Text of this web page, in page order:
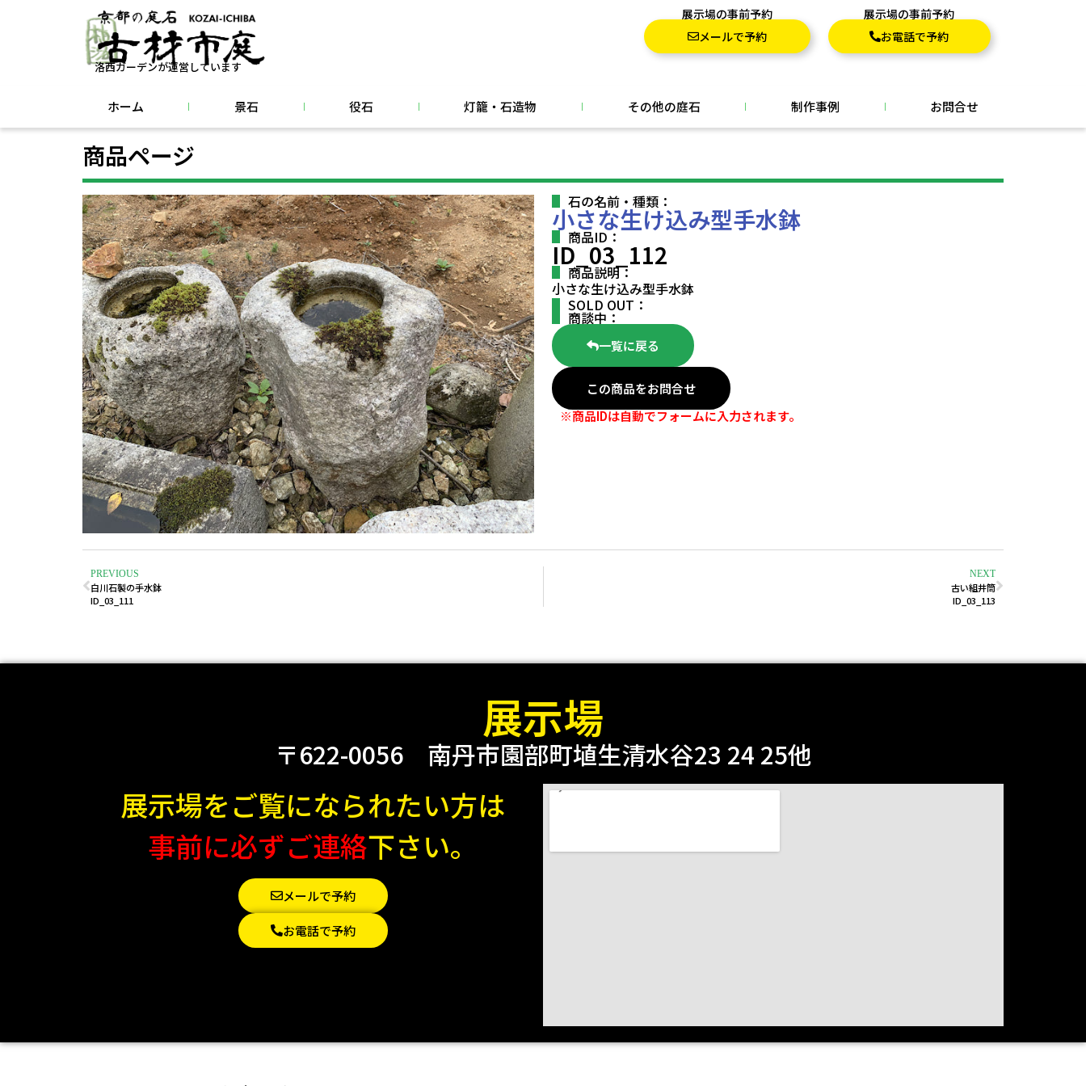
洛西ガーデンが運営しています
展示場の事前予約
メールで予約
展示場の事前予約
お電話で予約
ホーム 景石 役石 灯籠・石造物 その他の庭石 制作事例 お問合せ
商品ページ
石の名前・種類：
小さな生け込み型手水鉢
商品ID：
ID_03_112
商品説明：
小さな生け込み型手水鉢
SOLD OUT：
商談中：
一覧に戻る
この商品をお問合せ
※商品IDは自動でフォームに入力されます。
PREVIOUS
白川石製の手水鉢
ID_03_111
NEXT
古い組井筒
ID_03_113
展示場
〒622-0056 南丹市園部町埴生清水谷23 24 25他
展示場をご覧になられたい方は
事前に必ずご連絡下さい。
メールで予約
お電話で予約